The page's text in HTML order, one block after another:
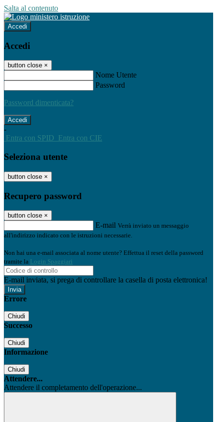
Salta al contenuto
Accedi
Accedi
button close ×
Nome Utente
Password
Password dimenticata?
-
Entra con SPID Entra con CIE
Seleziona utente
button close ×
Recupero password
button close ×
E-mail Verrà inviato un messaggio
all'indirizzo indicato con le istruzioni necessarie.
Non hai una e-mail associata al nome utente? Effettua il reset della password
tramite la Login Spaggiari
E-mail inviata, si prega di controllare la casella di posta elettronica!
Errore
Chiudi
Successo
Chiudi
Informazione
Chiudi
Attendere...
Attendere il completamento dell'operazione...